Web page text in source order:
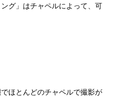
グ」はチャペルによって、可
ほとんどのチャペルで撮影が